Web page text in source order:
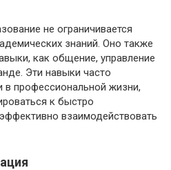
не ограничивается
знаний. Оно также
как общение, управление
Эти навыки часто
профессиональной жизни,
к быстро
взаимодействовать